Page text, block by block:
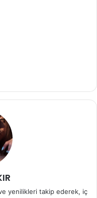
yenilikleri takip ederek, iç